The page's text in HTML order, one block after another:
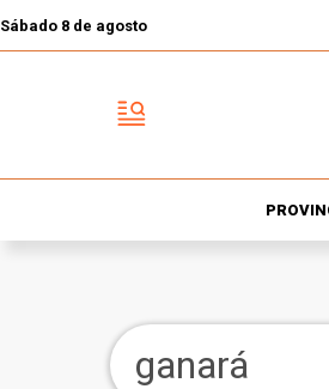
Sábado 8 de agosto
ganará